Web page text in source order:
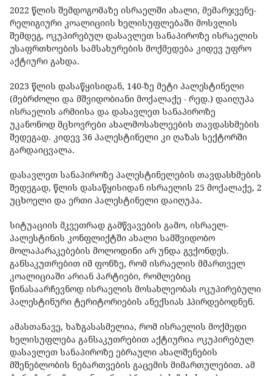
2022 წლის შემდოგომაზე ისრაელში ახალი, მემარჯვენე-
რელიგიური კოალიციის ხელისუფლებაში მოსვლის
შემდეგ, ოკუპირებულ დასავლეთ სანაპიროზე ისრაელის
უსაფრთხოების სამსახურების მოქმედება კიდევ უფრო
აქტიური გახდა.
2023 წლის დასაწყისიდან, 140-ზე მეტი პალესტინელი
(მებრძოლი და მშვიდობიანი მოქალაქე - რედ.) დაიღუპა
ისრაელის არმიისა და დასავლეთ სანაპიროზე
უკანონოდ მცხოვრები ახალმოსახლეების თავდასხმების
შედეგად. კიდევ 36 პალესტინელი კი ღაზას სექტორში
გარდაიცვალა.
დასავლეთ სანაპიროზე პალესტინელების თავდასხმების
შედეგად, წლის დასაწყისიდან ისრაელის 25 მოქალაქე, 2
უცხოელი და ერთი პალესტინელი დაიღუპა.
სიტუაციის მკვეთრად გამწვავების გამო, ისრაელ-
პალესტინის კონფლიქტში ახალი სამშვიდობო
მოლაპარაკებების მოლოდინი არ უნდა გვქონდეს.
განსაკუთრებით იმ ფონზე, რომ ისრაელის მმართველ
კოალიციაში არიან პარტიები, რომლებიც
წინასაარჩევნოდ ისრაელის მოსახლეობას ოკუპირებული
პალესტინური ტერიტორიების ანექსიას ჰპირდებოდნენ.
ამასთანავე, ხაზგასასმელია, რომ ისრაელის მოქმედი
ხელისუფლება განსაკუთრებით აქტიურია ოკუპირებულ
დასავლეთ სანაპიროზე ებრაული ახალშენების
მშენებლობის ნებართვების გაცემის მიმართულებით. ამ